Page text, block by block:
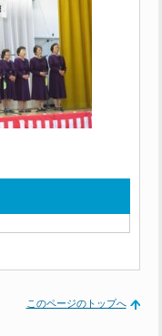
このページのトップへ